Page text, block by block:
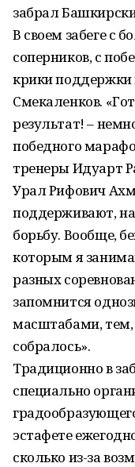
забрал
В своем забеге с
соперников, с
крики
Смекаленков.
результат! –
победного
тренеры Идуарт
Урал Рифович
поддерживают,
борьбу. Вообще,
которым я
разных
запомнится
масштабами, тем,
собралось».
Традиционно в
специально
эстафете
сколько из-за